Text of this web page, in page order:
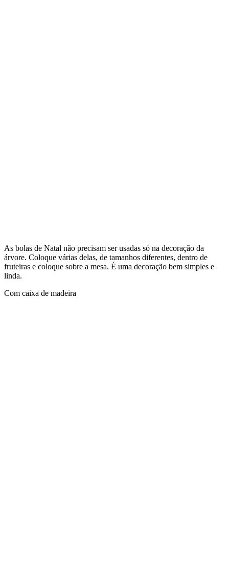
As bolas de Natal não precisam ser usadas só na decoração da
árvore. Coloque várias delas, de tamanhos diferentes, dentro de
fruteiras e coloque sobre a mesa. É uma decoração bem simples e
linda.
Com caixa de madeira